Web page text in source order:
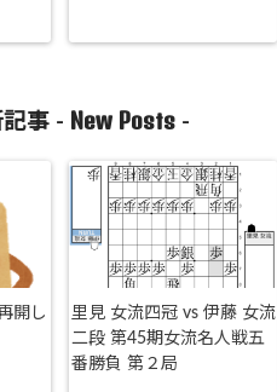
事 - New Posts -
開し
里見 女流四冠 vs 伊藤 女流
二段 第45期女流名人戦五
番勝負 第２局